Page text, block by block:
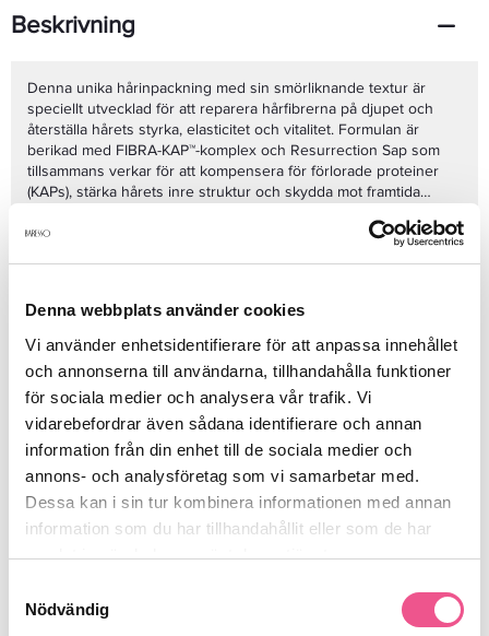
Denna webbplats använder cookies
Vi använder enhetsidentifierare för att anpassa innehållet
och annonserna till användarna, tillhandahålla funktioner
för sociala medier och analysera vår trafik. Vi
vidarebefordrar även sådana identifierare och annan
information från din enhet till de sociala medier och
annons- och analysföretag som vi samarbetar med.
Dessa kan i sin tur kombinera informationen med annan
information som du har tillhandahållit eller som de har
samlat in när du har använt deras tjänster.
Nödvändig
Beskrivning
Denna unika hårinpackning med sin smörliknande textur är
speciellt utvecklad för att reparera hårfibrerna på djupet och
återställa hårets styrka, elasticitet och vitalitet. Formulan är
berikad med FIBRA-KAP™-komplex och Resurrection Sap som
tillsammans verkar för att kompensera för förlorade proteiner
(KAPs), stärka hårets inre struktur och skydda mot framtida
skadenivå (erosion level 3-4) som behöver maximal
Fördelar med Kérastase Resistance Masque Thérapiste:
Återställer hårfibrerna på insidan.
Stärkande effekt:Gör håret mer motståndskraftigt mot
Ökad elasticitet:Håret återfår sin naturliga spänst.
friskare hår.
Mjukgörande:Gör håret silkeslent och lätt att reda ut.
Förbättrad vitalitet:
Håret känns revitaliserat och får ny
Speciellt utvecklad för mycket skadat och överbehandlat
hår
FIBRA-KAP™ (SP 94, 6 aminosyror, 1 veteproteinhydrolat):
Kompenserar för förlorade proteiner och återaktiverar
deras syntes för att stärka hårets struktur.
Resurrection Sap (Sève de Résurrection):Känd för sina
återuppbyggande egenskaper.
Användning:
Applicera en generös mängd i nytvättat och handdukstorkat hår,
produkten. Låt verka i 5-10 minuter. Emulgera med lite vatten
och skölj sedan noggrant. För bästa resultat, använd